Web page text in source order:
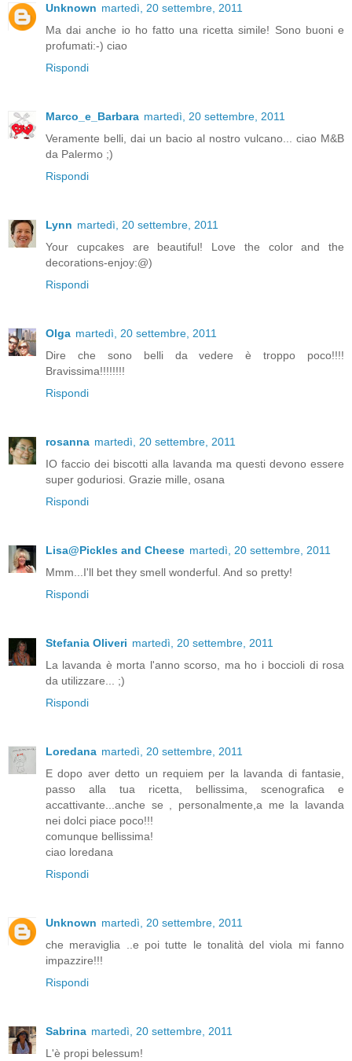
Unknown martedì, 20 settembre, 2011
Ma dai anche io ho fatto una ricetta simile! Sono buoni e
profumati:-) ciao
Rispondi
Marco_e_Barbara martedì, 20 settembre, 2011
Veramente belli, dai un bacio al nostro vulcano... ciao M&B
da Palermo ;)
Rispondi
Lynn martedì, 20 settembre, 2011
Your cupcakes are beautiful! Love the color and the
decorations-enjoy:@)
Rispondi
Olga martedì, 20 settembre, 2011
Dire che sono belli da vedere è troppo poco!!!!
Bravissima!!!!!!!!
Rispondi
rosanna martedì, 20 settembre, 2011
IO faccio dei biscotti alla lavanda ma questi devono essere
super goduriosi. Grazie mille, osana
Rispondi
Lisa@Pickles and Cheese martedì, 20 settembre, 2011
Mmm...I'll bet they smell wonderful. And so pretty!
Rispondi
Stefania Oliveri martedì, 20 settembre, 2011
La lavanda è morta l'anno scorso, ma ho i boccioli di rosa
da utilizzare... ;)
Rispondi
Loredana martedì, 20 settembre, 2011
E dopo aver detto un requiem per la lavanda di fantasie,
passo alla tua ricetta, bellissima, scenografica e
accattivante...anche se , personalmente,a me la lavanda
nei dolci piace poco!!!
comunque bellissima!
ciao loredana
Rispondi
Unknown martedì, 20 settembre, 2011
che meraviglia ..e poi tutte le tonalità del viola mi fanno
impazzire!!!
Rispondi
Sabrina martedì, 20 settembre, 2011
L'è propi belessum!